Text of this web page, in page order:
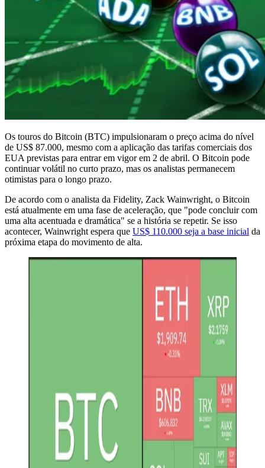
Os touros do Bitcoin (BTC) impulsionaram o preço acima do nível
de US$ 87.000, mesmo com a aplicação das tarifas comerciais dos
EUA previstas para entrar em vigor em 2 de abril. O Bitcoin pode
continuar volátil no curto prazo, mas os analistas permanecem
otimistas para o longo prazo.
De acordo com o analista da Fidelity, Zack Wainwright, o Bitcoin
está atualmente em uma fase de aceleração, que "pode concluir com
uma alta acentuada e dramática" se a história se repetir. Se isso
acontecer, Wainwright espera que US$ 110.000 seja a base inicial da
próxima etapa do movimento de alta.